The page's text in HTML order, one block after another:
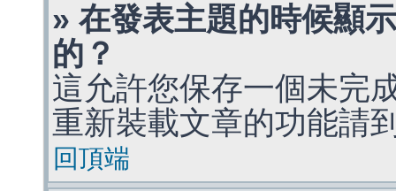
» 在發表主題的時候顯
的？
這允許您保存一個未完
重新裝載文章的功能請
回頂端